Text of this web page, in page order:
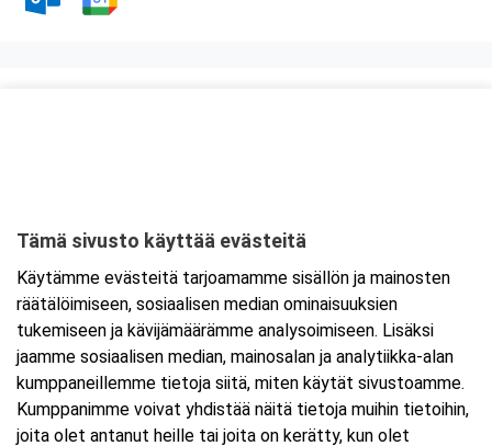
Tarkempi kartta ja ajo-ohjeet
Tämä sivusto käyttää evästeitä
Käytämme evästeitä tarjoamamme sisällön ja mainosten
räätälöimiseen, sosiaalisen median ominaisuuksien
tukemiseen ja kävijämäärämme analysoimiseen. Lisäksi
jaamme sosiaalisen median, mainosalan ja analytiikka-alan
kumppaneillemme tietoja siitä, miten käytät sivustoamme.
Kumppanimme voivat yhdistää näitä tietoja muihin tietoihin,
joita olet antanut heille tai joita on kerätty, kun olet